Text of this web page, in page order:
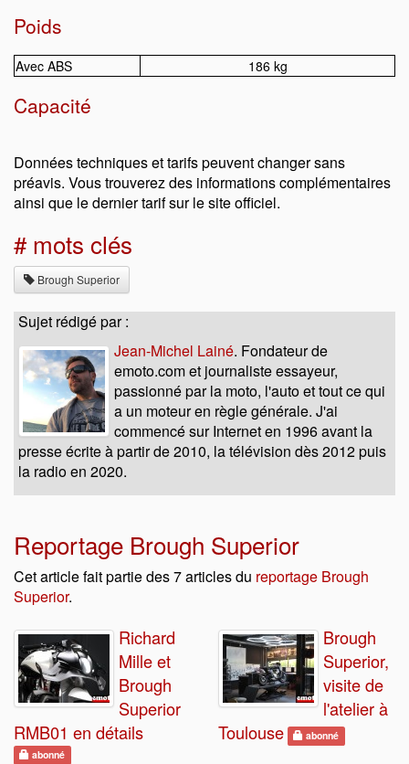
Poids
Avec ABS 186 kg
Capacité
Données techniques et tarifs peuvent changer sans
préavis. Vous trouverez des informations complémentaires
ainsi que le dernier tarif sur le site officiel.
# mots clés
Brough Superior
Sujet rédigé par :
Jean-Michel Lainé. Fondateur de
emoto.com et journaliste essayeur,
passionné par la moto, l'auto et tout ce qui
a un moteur en règle générale. J'ai
commencé sur Internet en 1996 avant la
presse écrite à partir de 2010, la télévision dès 2012 puis
la radio en 2020.
Reportage Brough Superior
Cet article fait partie des 7 articles du reportage Brough
Superior.
Richard
Mille et
Brough
Superior
RMB01 en détails
abonné
Brough
Superior,
visite de
l'atelier à
Toulouse
abonné